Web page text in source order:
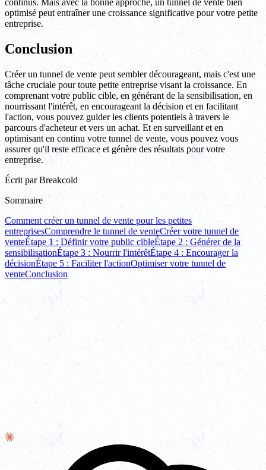
continus. Mais avec la bonne approche, un tunnel de vente bien
optimisé peut entraîner une croissance significative pour votre petite
entreprise.
Conclusion
Créer un tunnel de vente peut sembler décourageant, mais c'est une
tâche cruciale pour toute petite entreprise visant la croissance. En
comprenant votre public cible, en générant de la sensibilisation, en
nourrissant l'intérêt, en encourageant la décision et en facilitant
l'action, vous pouvez guider les clients potentiels à travers le
parcours d'acheteur et vers un achat. Et en surveillant et en
optimisant en continu votre tunnel de vente, vous pouvez vous
assurer qu'il reste efficace et génère des résultats pour votre
entreprise.
Écrit par Breakcold
Sommaire
Comment créer un tunnel de vente pour les petites
entreprisesComprendre le tunnel de venteCréer votre tunnel de
venteÉtape 1 : Définir votre public cibleÉtape 2 : Générer de la
sensibilisationÉtape 3 : Nourrir l'intérêtÉtape 4 : Encourager la
décisionÉtape 5 : Faciliter l'actionOptimiser votre tunnel de
venteConclusion